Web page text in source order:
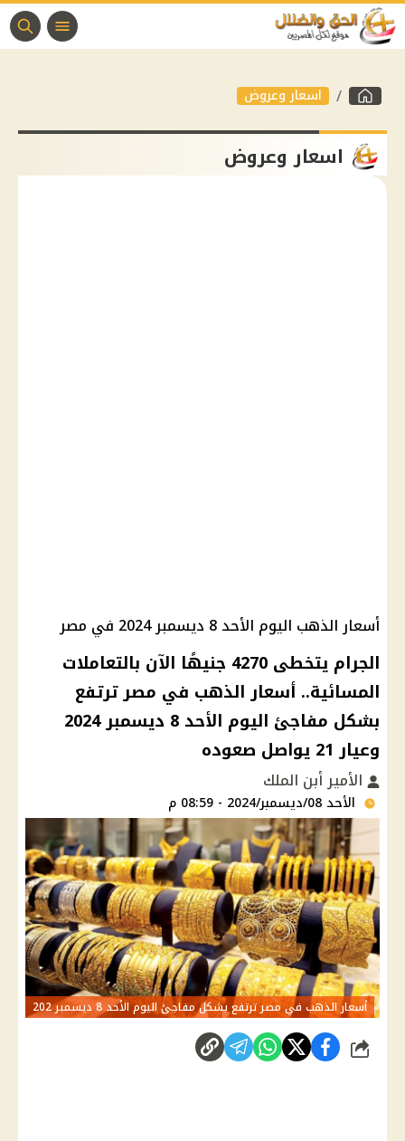
اسعار وعروض
اسعار وعروض
أسعار الذهب اليوم الأحد 8 ديسمبر 2024 في مصر
الجرام يتخطى 4270 جنيهًا الآن بالتعاملات
المسائية.. أسعار الذهب في مصر ترتفع
بشكل مفاجئ اليوم الأحد 8 ديسمبر 2024
وعيار 21 يواصل صعوده
الأمير أبن الملك
الأحد 08/ديسمبر/2024 - 08:59 م
أسعار الذهب في مصر ترتفع بشكل مفاجئ اليوم الأحد 8 ديسمبر 202
شارك